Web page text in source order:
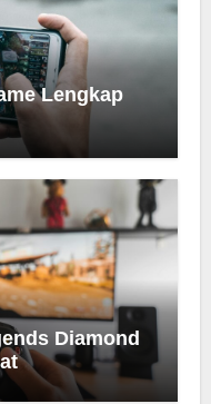
Lengkap
Diamond